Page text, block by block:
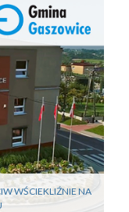
WŚCIEKLIŹNIE NA